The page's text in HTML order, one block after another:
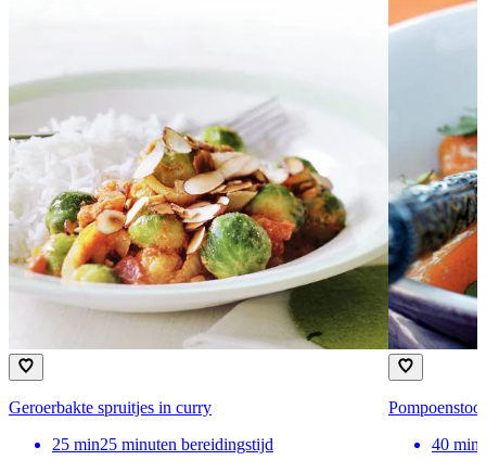
Geroerbakte spruitjes in curry
25 min25 minuten bereidingstijd
40 min